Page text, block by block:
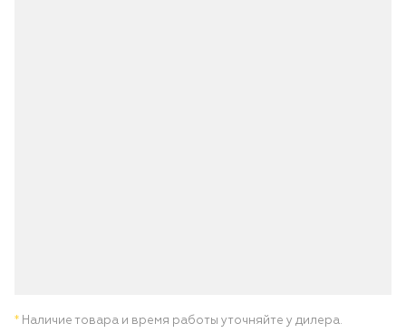
* Наличие товара и время работы уточняйте у дилера.